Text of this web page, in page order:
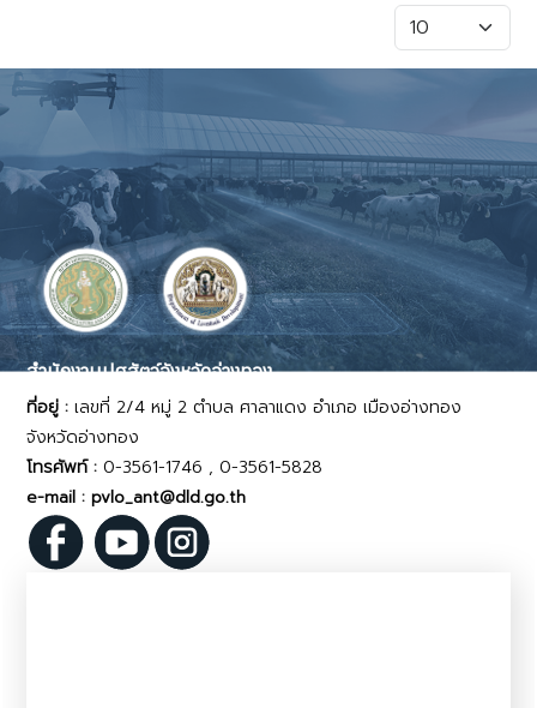
แสดง #
สำนักงานปศุสัตว์จังหวัดอ่างทอง
ที่อยู่ :เลขที่ 2/4 หมู่ 2 ตำบล ศาลาแดง อำเภอ เมืองอ่างทอง
จังหวัดอ่างทอง
โทรศัพท์ : 0-3561-1746 , 0-3561-5828
e-mail : pvlo_ant@dld.go.th